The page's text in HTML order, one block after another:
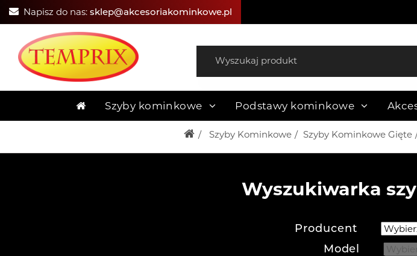
Napisz do nas: sklep@akcesoriakominkowe.pl
Szyby kominkowe Podstawy kominkowe
Szyby Kominkowe Szyby Kominkowe Gięte
Wyszukiwarka
Producent
Model